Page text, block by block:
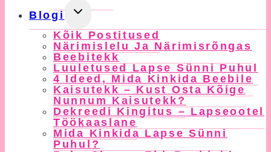
Blogi
Toggle
Child
Menu
Kõik Postitused
Närimislelu Ja Närimisrõngas
Beebitekk
Luuletused Lapse Sünni Puhul
4 Ideed, Mida Kinkida Beebile
Kaisutekk – Kust Osta Kõige
Nunnum Kaisutekk?
Dekreedi Kingitus – Lapseootel
Töökaaslane
Mida Kinkida Lapse Sünni
Puhul?